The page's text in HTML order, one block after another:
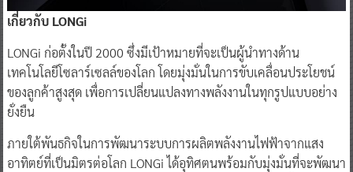
เกี่ยวกับ LONGi
LONGi ก่อตั้งในปี 2000 ซึ่งมีเป้าหมายที่จะเป็นผู้นำทางด้าน
เทคโนโลยีโซลาร์เซลล์ของโลก โดยมุ่งมั่นในการขับเคลื่อนประโยชน์
ของลูกค้าสูงสุด เพื่อการเปลี่ยนแปลงทางพลังงานในทุกรูปแบบอย่าง
ยั่งยืน
ภายใต้พันธกิจในการพัฒนาระบบการผลิตพลังงานไฟฟ้าจากแสง
อาทิตย์ที่เป็นมิตรต่อโลก LONGi ได้อุทิศตนพร้อมกับมุ่งมั่นที่จะพัฒนา